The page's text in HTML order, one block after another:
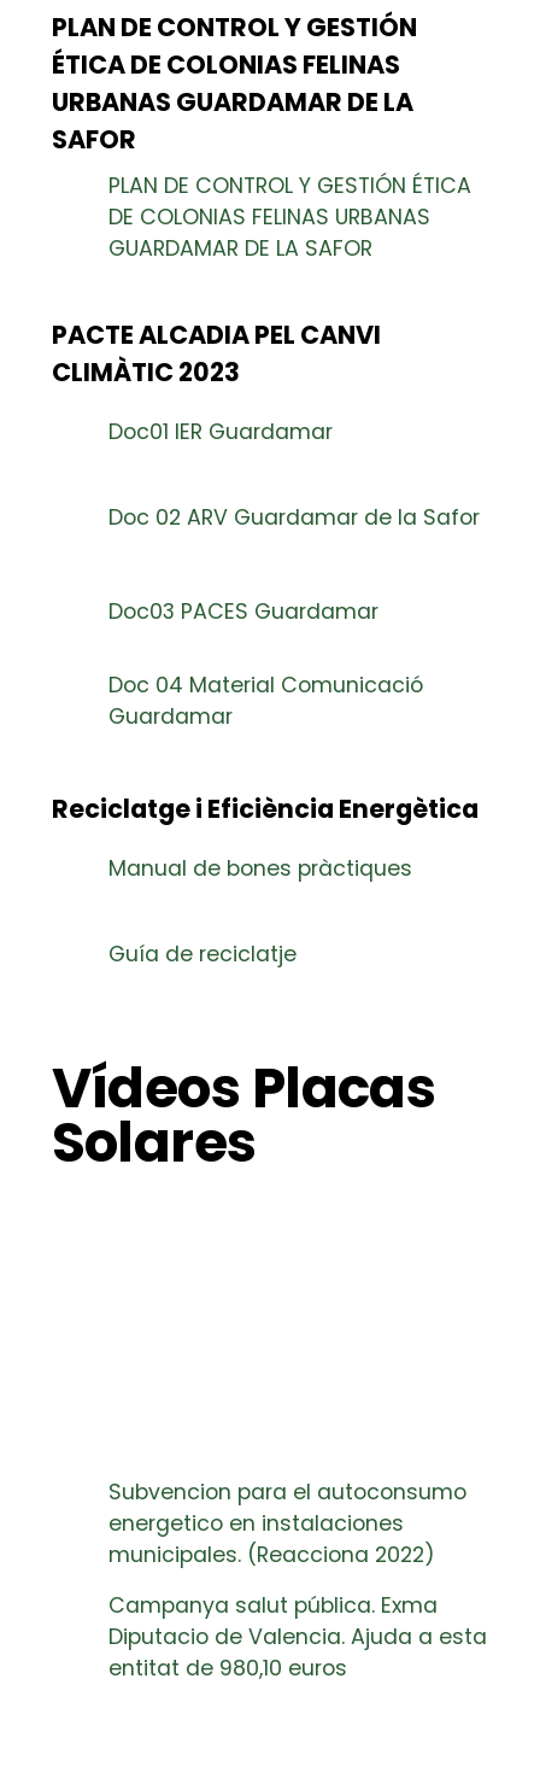
PLAN DE CONTROL Y GESTIÓN
ÉTICA DE COLONIAS FELINAS
URBANAS GUARDAMAR DE LA
SAFOR
PLAN DE CONTROL Y GESTIÓN ÉTICA
DE COLONIAS FELINAS URBANAS
GUARDAMAR DE LA SAFOR
PACTE ALCADIA PEL CANVI
CLIMÀTIC 2023
Doc01 IER Guardamar
Doc 02 ARV Guardamar de la Safor
Doc03 PACES Guardamar
Doc 04 Material Comunicació
Guardamar
Reciclatge i Eficiència Energètica
Manual de bones pràctiques
Guía de reciclatje
Vídeos Placas
Solares
Subvencion para el autoconsumo
energetico en instalaciones
municipales. (Reacciona 2022)
Campanya salut pública. Exma
Diputacio de Valencia. Ajuda a esta
entitat de 980,10 euros